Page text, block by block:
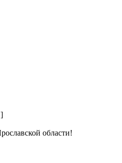
области!